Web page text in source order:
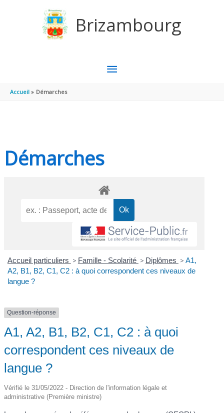
Brizambourg
MENU
Accueil Démarches
Démarches
Accueil particuliers > Famille - Scolarité > Diplômes > A1,
A2, B1, B2, C1, C2 : à quoi correspondent ces niveaux de
langue ?
Question-réponse
A1, A2, B1, B2, C1, C2 : à quoi
correspondent ces niveaux de
langue ?
Vérifié le 31/05/2022 - Direction de l'information légale et
administrative (Première ministre)